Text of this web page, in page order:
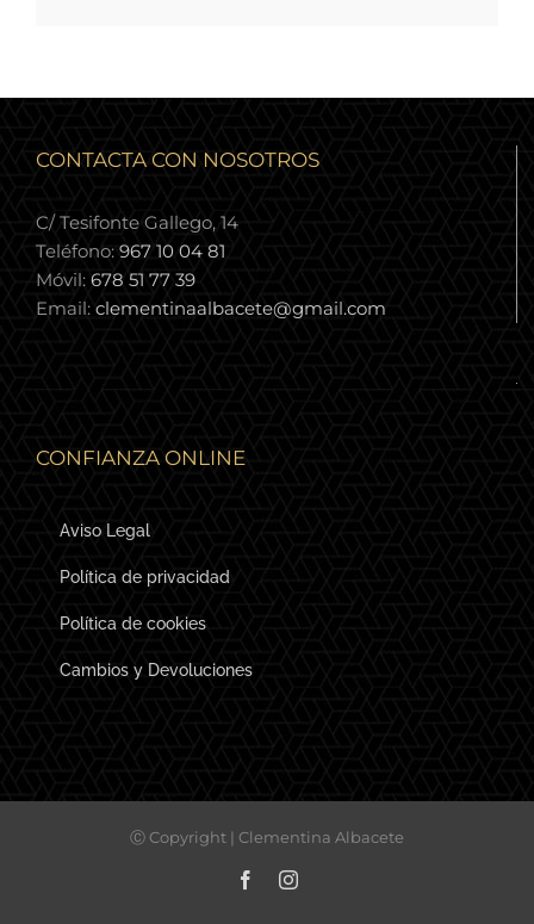
CONTACTA CON NOSOTROS
C/ Tesifonte Gallego, 14
Teléfono: 967 10 04 81
Móvil: 678 51 77 39
Email: clementinaalbacete@gmail.com
CONFIANZA ONLINE
Aviso Legal
Política de privacidad
Política de cookies
Cambios y Devoluciones
Ⓒ Copyright | Clementina Albacete
FacebookInstagram